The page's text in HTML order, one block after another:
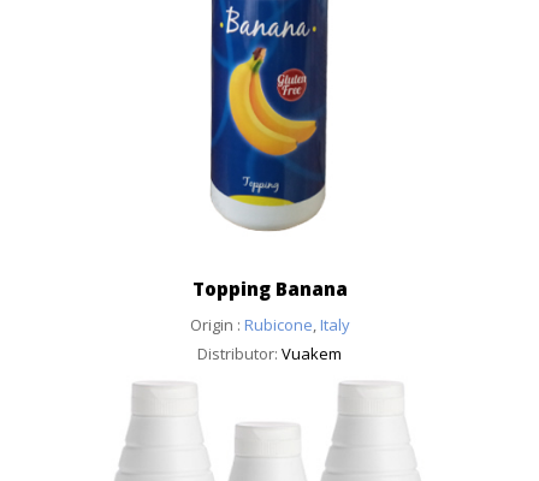
Topping Banana
Origin : Rubicone, Italy
Distributor: Vuakem